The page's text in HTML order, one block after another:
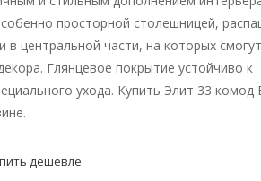
просторной столешницей,
центральной части, на которых смогут
Глянцевое покрытие устойчиво к
ухода. Купить Элит 33 комод
дешевле